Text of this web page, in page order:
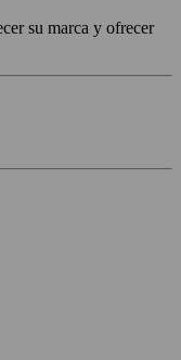
su marca y ofrecer